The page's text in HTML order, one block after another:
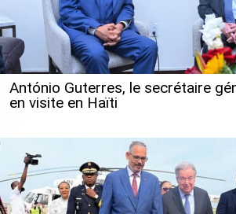
António Guterres, le secrétaire
en visite en Haïti